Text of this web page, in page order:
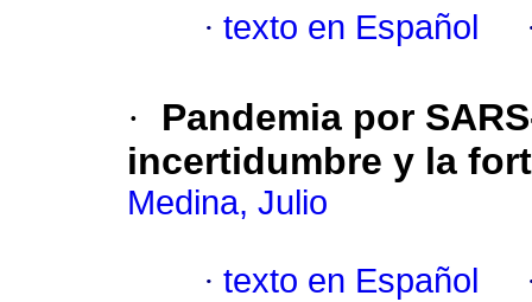
· texto en Español
·
Pandemia por
incertidumbre y la
Medina, Julio
· texto en Español